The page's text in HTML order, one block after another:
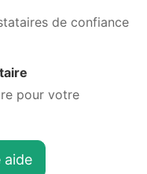
de confiance
pour votre
aide